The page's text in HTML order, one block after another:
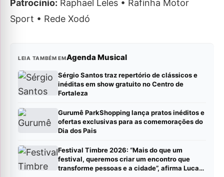
Patrocínio: Raphael Leles • Rafinha Motor
Sport • Rede Xodó
LEIA TAMBÉM EMAgenda Musical
Sérgio Santos traz repertório de clássicos e
inéditas em show gratuito no Centro de
Fortaleza
Gurumê ParkShopping lança pratos inéditos e
ofertas exclusivas para as comemorações do
Dia dos Pais
Festival Timbre 2026: “Mais do que um
festival, queremos criar um encontro que
transforme pessoas e a cidade”, afirma Lucas